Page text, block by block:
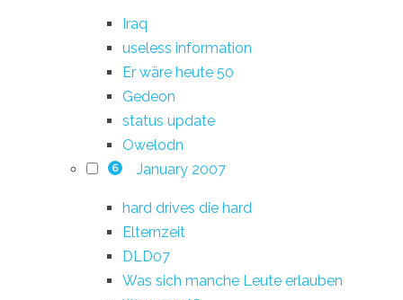
Iraq
useless information
Er wäre heute 50
Gedeon
status update
Owelodn
6 January 2007
hard drives die hard
Elternzeit
DLD07
Was sich manche Leute erlauben